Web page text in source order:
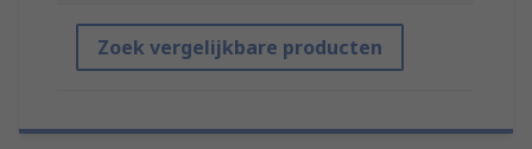
Zoek vergelijkbare producten